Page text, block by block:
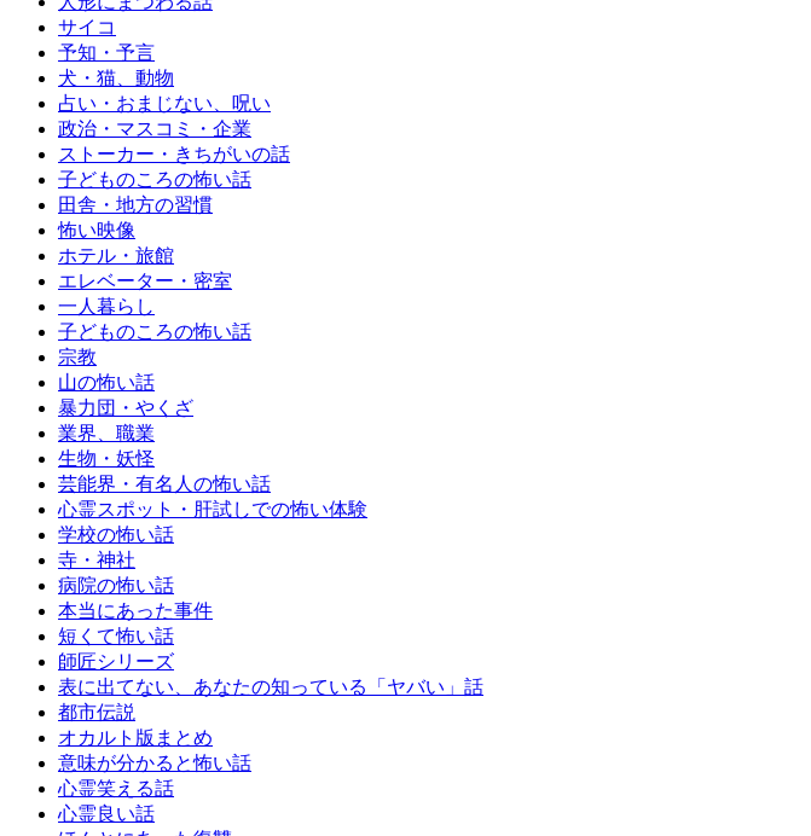
サイコ
予知・予言
犬・猫、動物
占い・おまじない、呪い
政治・マスコミ・企業
ストーカー・きちがいの話
子どものころの怖い話
田舎・地方の習慣
怖い映像
ホテル・旅館
エレベーター・密室
一人暮らし
子どものころの怖い話
宗教
山の怖い話
暴力団・やくざ
業界、職業
生物・妖怪
芸能界・有名人の怖い話
心霊スポット・肝試しでの怖い体験
学校の怖い話
寺・神社
病院の怖い話
本当にあった事件
短くて怖い話
師匠シリーズ
表に出てない、あなたの知っている「ヤバい」話
都市伝説
オカルト版まとめ
意味が分かると怖い話
心霊笑える話
心霊良い話